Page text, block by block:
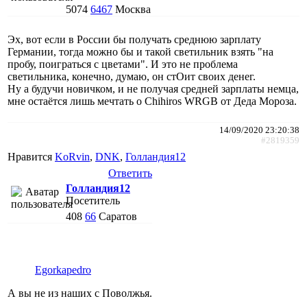
5074 6467 Москва
Эх, вот если в России бы получать среднюю зарплату
Германии, тогда можно бы и такой светильник взять "на
пробу, поиграться с цветами". И это не проблема
светильника, конечно, думаю, он стОит своих денег.
Ну а будучи новичком, и не получая средней зарплаты немца,
мне остаётся лишь мечтать о Chihiros WRGB от Деда Мороза.
14/09/2020 23:20:38
#2819359
Нравится KoRvin, DNK, Голландия12
Ответить
Голландия12
Посетитель
408 66 Саратов
Egorkapedro
А вы не из наших с Поволжья.